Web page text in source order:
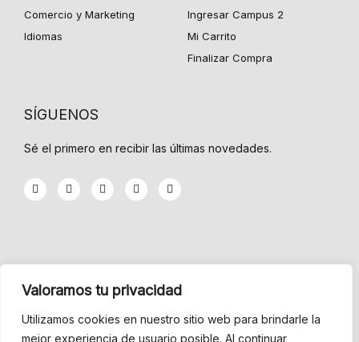
Valoramos tu privacidad
Utilizamos cookies en nuestro sitio web para brindarle la
mejor experiencia de usuario posible. Al continuar
Comercio y Marketing
Idiomas
Ingresar Campus 2
Mi Carrito
Finalizar Compra
SÍGUENOS
Sé el primero en recibir las últimas novedades.
F
a
c
k
f
T
w
i
G
o
o
p
u
s
g
Y
o
u
I
n
s
a
INFORMACIÓN
Menu